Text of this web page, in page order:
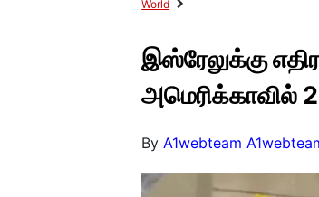
World
இஸ்ரேலுக்கு
அமெரிக்காவில்
ByA1webteam